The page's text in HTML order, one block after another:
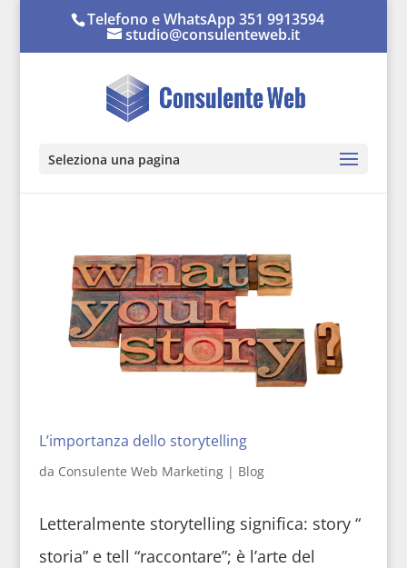
Telefono e WhatsApp 351 9913594
studio@consulenteweb.it
Seleziona una pagina
L’importanza dello storytelling
da Consulente Web Marketing| Blog
Letteralmente storytelling significa: story “
storia” e tell “raccontare”; è l’arte del